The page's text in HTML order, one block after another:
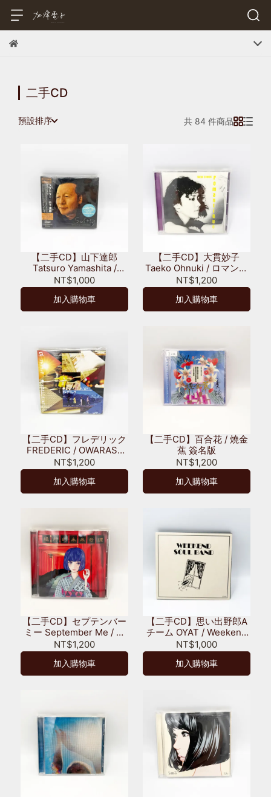
二手CD
預設排序 共 84 件商品
【二手CD】山下達郎
Tatsuro Yamashita /
SOFTLY
NT$1,000
加入購物車
【二手CD】大貫妙子
Taeko Ohnuki / ロマンテ
ィック Romantique
NT$1,200
加入購物車
【二手CD】フレデリック
FREDERIC / OWARASE
NIGHT
NT$1,200
加入購物車
【二手CD】百合花 / 燒金
蕉 簽名版
NT$1,200
加入購物車
【二手CD】セプテンバー
ミー September Me / 絶
対的未来奇譚 Absolute
Future Kitan
NT$1,200
加入購物車
【二手CD】思い出野郎A
チーム OYAT / Weekend
Soul Band
NT$1,000
加入購物車